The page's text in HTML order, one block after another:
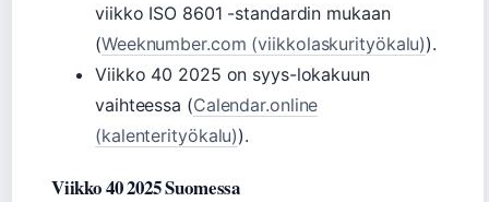
viikko ISO 8601 -standardin mukaan
(Weeknumber.com (viikkolaskurityökalu)).
Viikko 40 2025 on syys-lokakuun
vaihteessa (Calendar.online
(kalenterityökalu)).
Viikko 40 2025 Suomessa